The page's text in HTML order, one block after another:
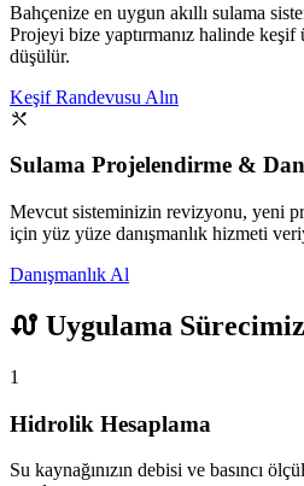
Bahçenize en uygun akıllı sulama
Projeyi bize yaptırmanız halinde
düşülür.
Keşif Randevusu Alın
Sulama Projelendirme &
Mevcut sisteminizin revizyonu, yeni
için yüz yüze danışmanlık hizmeti
Danışmanlık Al
Uygulama Sürecimiz
1
Hidrolik Hesaplama
Su kaynağınızın debisi ve basıncı